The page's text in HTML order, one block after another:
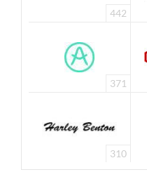
442
371
310